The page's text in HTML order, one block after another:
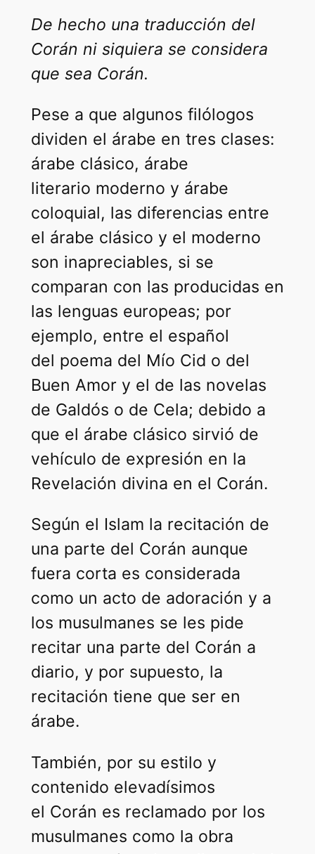
De hecho una traducción del
Corán ni siquiera se considera
que sea Corán.
Pese a que algunos filólogos
dividen el árabe en tres clases:
árabe clásico, árabe
literario moderno y árabe
coloquial, las diferencias entre
el árabe clásico y el moderno
son inapreciables, si se
comparan con las producidas en
las lenguas europeas; por
ejemplo, entre el español
del poema del Mío Cid o del
Buen Amor y el de las novelas
de Galdós o de Cela; debido a
que el árabe clásico sirvió de
vehículo de expresión en la
Revelación divina en el Corán.
Según el Islam la recitación de
una parte del Corán aunque
fuera corta es considerada
como un acto de adoración y a
los musulmanes se les pide
recitar una parte del Corán a
diario, y por supuesto, la
recitación tiene que ser en
árabe.
También, por su estilo y
contenido elevadísimos
el Corán es reclamado por los
musulmanes como la obra